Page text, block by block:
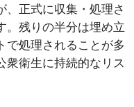
、正式に収集・処理さ
。残りの半分は埋め立
で処理されることが多
衆衛生に持続的なリス